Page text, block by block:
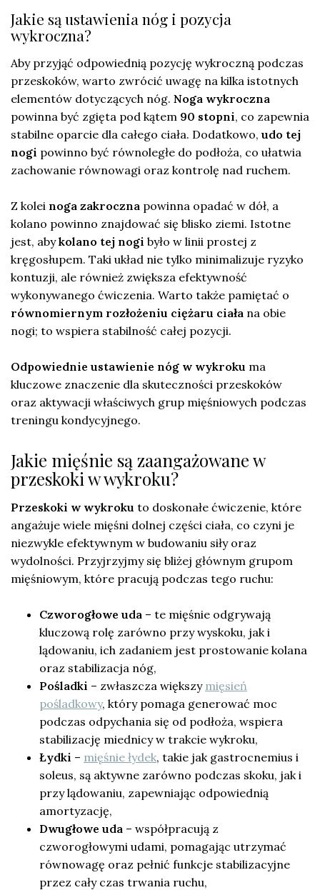
Jakie są ustawienia nóg i pozycja
wykroczna?
Aby przyjąć odpowiednią pozycję wykroczną podczas
przeskoków, warto zwrócić uwagę na kilka istotnych
elementów dotyczących nóg. Noga wykroczna
powinna być zgięta pod kątem 90 stopni, co zapewnia
stabilne oparcie dla całego ciała. Dodatkowo, udo tej
nogi powinno być równoległe do podłoża, co ułatwia
zachowanie równowagi oraz kontrolę nad ruchem.
Z kolei noga zakroczna powinna opadać w dół, a
kolano powinno znajdować się blisko ziemi. Istotne
jest, abykolano tej nogi było w linii prostej z
kręgosłupem. Taki układ nie tylko minimalizuje ryzyko
kontuzji, ale również zwiększa efektywność
wykonywanego ćwiczenia. Warto także pamiętać o
równomiernym rozłożeniu ciężaru ciała na obie
nogi; to wspiera stabilność całej pozycji.
Odpowiednie ustawienie nóg w wykroku ma
kluczowe znaczenie dla skuteczności przeskoków
oraz aktywacji właściwych grup mięśniowych podczas
treningu kondycyjnego.
Jakie mięśnie są zaangażowane w
przeskoki w wykroku?
Przeskoki w wykroku to doskonałe ćwiczenie, które
angażuje wiele mięśni dolnej części ciała, co czyni je
niezwykle efektywnym w budowaniu siły oraz
wydolności. Przyjrzyjmy się bliżej głównym grupom
mięśniowym, które pracują podczas tego ruchu:
Czworogłowe uda – te mięśnie odgrywają
kluczową rolę zarówno przy wyskoku, jak i
lądowaniu, ich zadaniem jest prostowanie kolana
oraz stabilizacja nóg,
Pośladki – zwłaszcza większy mięsień
pośladkowy, który pomaga generować moc
podczas odpychania się od podłoża, wspiera
stabilizację miednicy w trakcie wykroku,
Łydki – mięśnie łydek, takie jak gastrocnemius i
soleus, są aktywne zarówno podczas skoku, jak i
przy lądowaniu, zapewniając odpowiednią
amortyzację,
Dwugłowe uda – współpracują z
czworogłowymi udami, pomagając utrzymać
równowagę oraz pełnić funkcje stabilizacyjne
przez cały czas trwania ruchu,